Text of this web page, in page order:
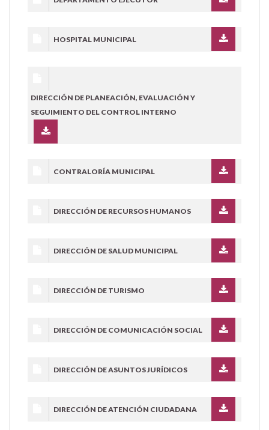
HOSPITAL MUNICIPAL
DIRECCIÓN DE PLANEACIÓN, EVALUACIÓN Y
SEGUIMIENTO DEL CONTROL INTERNO
CONTRALORÍA MUNICIPAL
DIRECCIÓN DE RECURSOS HUMANOS
DIRECCIÓN DE SALUD MUNICIPAL
DIRECCIÓN DE TURISMO
DIRECCIÓN DE COMUNICACIÓN SOCIAL
DIRECCIÓN DE ASUNTOS JURÍDICOS
DIRECCIÓN DE ATENCIÓN CIUDADANA